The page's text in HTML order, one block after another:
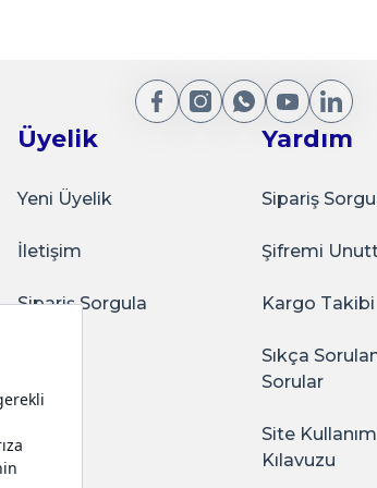
Gönder
Tepsisi BRONZ Sarkap Home
Üyelik
Yeni Üyelik
İletişim
Sipariş Sorgula
Yardım
Sipariş
Şifremi
Kargo Takibi
Sıkça
Sorular
Site Kullanım
Kılavuzu